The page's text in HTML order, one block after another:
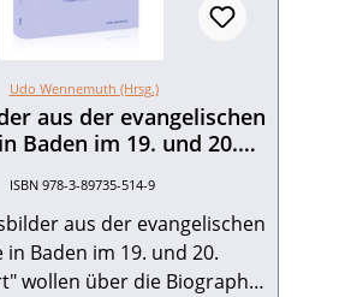
Udo Wennemuth (Hrsg.)
aus der evangelischen
Baden im 19. und 20.
ISBN 978-3-89735-514-9
aus der evangelischen
in Baden im 19. und 20.
wollen über die Biographie